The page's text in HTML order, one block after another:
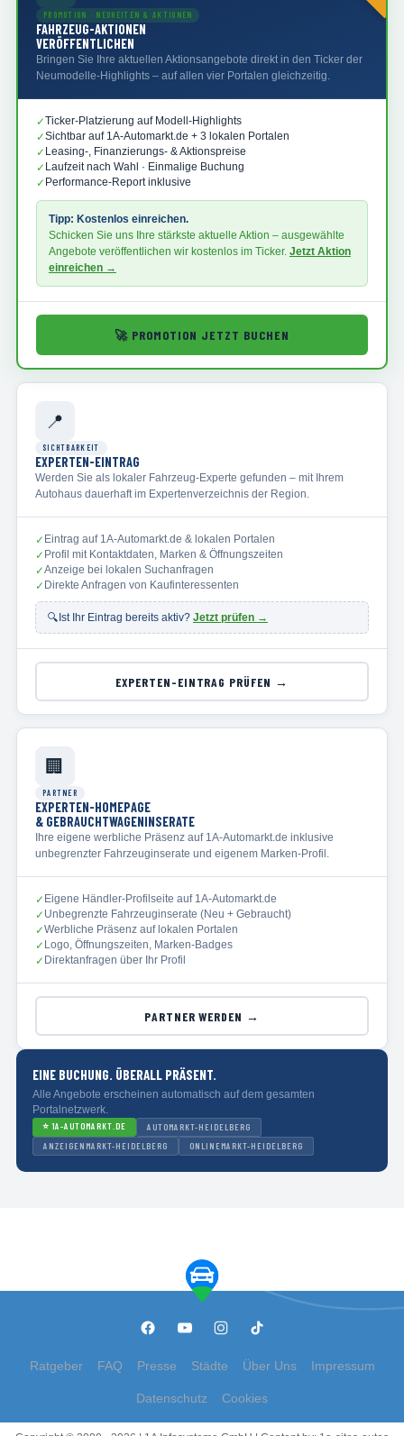
📍
SICHTBARKEIT
EXPERTEN-EINTRAG
Werden Sie als lokaler Fahrzeug-Experte gefunden – mit Ihrem
Autohaus dauerhaft im Expertenverzeichnis der Region.
✓ Eintrag auf 1A-Automarkt.de & lokalen Portalen
✓ Profil mit Kontaktdaten, Marken & Öffnungszeiten
✓Anzeige bei lokalen Suchanfragen
✓ Direkte Anfragen von Kaufinteressenten
🔍 Ist Ihr Eintrag bereits aktiv? Jetzt prüfen →
EXPERTEN-EINTRAG PRÜFEN →
PROMOTION · NEUHEITEN & AKTIONEN
FAHRZEUG-AKTIONEN
VERÖFFENTLICHEN
Bringen Sie Ihre aktuellen Aktionsangebote direkt in den Ticker der
Neumodelle-Highlights – auf allen vier Portalen gleichzeitig.
✓Ticker-Platzierung auf Modell-Highlights
✓Sichtbar auf 1A-Automarkt.de + 3 lokalen Portalen
✓ Leasing-, Finanzierungs- & Aktionspreise
✓ Laufzeit nach Wahl · Einmalige Buchung
✓ Performance-Report inklusive
Tipp: Kostenlos einreichen.
Schicken Sie uns Ihre stärkste aktuelle Aktion – ausgewählte
Angebote veröffentlichen wir kostenlos im Ticker. Jetzt Aktion
einreichen →
🚀 PROMOTION JETZT BUCHEN
🏢
PARTNER
EXPERTEN-HOMEPAGE
& GEBRAUCHTWAGENINSERATE
Ihre eigene werbliche Präsenz auf 1A-Automarkt.de inklusive
unbegrenzter Fahrzeuginserate und eigenem Marken-Profil.
✓ Eigene Händler-Profilseite auf 1A-Automarkt.de
✓ Unbegrenzte Fahrzeuginserate (Neu + Gebraucht)
✓Werbliche Präsenz auf lokalen Portalen
✓ Logo, Öffnungszeiten, Marken-Badges
✓ Direktanfragen über Ihr Profil
PARTNER WERDEN →
EINE BUCHUNG. ÜBERALL PRÄSENT.
Alle Angebote erscheinen automatisch auf dem gesamten
Portalnetzwerk.
⭐ 1A-AUTOMARKT.DE
AUTOMARKT-HEIDELBERG
ANZEIGENMARKT-HEIDELBERG
ONLINEMARKT-HEIDELBERG
Ratgeber FAQ Presse Städte Über Uns Impressum
Datenschutz Cookies